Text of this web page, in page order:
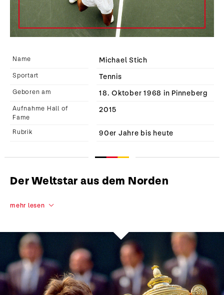
Name Michael Stich
Sportart Tennis
Geboren am 18. Oktober 1968 in Pinneberg
Aufnahme Hall of
Fame
2015
Rubrik 90er Jahre bis heute
Der Weltstar aus dem Norden
mehr lesen
Michael Stich
Tennis